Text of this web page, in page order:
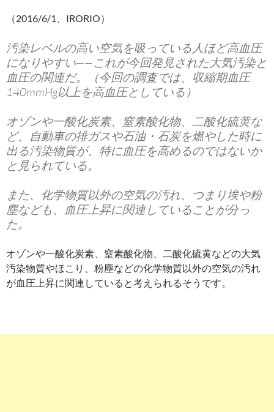
（2016/6/1、IRORIO）
汚染レベルの高い空気を吸っている人ほど高血圧
になりやすい——これが今回発見された大気汚染と
血圧の関連だ。（今回の調査では、収縮期血圧
140mmHg以上を高血圧としている）
オゾンや一酸化炭素、窒素酸化物、二酸化硫黄な
ど、自動車の排ガスや石油・石炭を燃やした時に
出る汚染物質が、特に血圧を高めるのではないか
と見られている。
また、化学物質以外の空気の汚れ、つまり埃や粉
塵なども、血圧上昇に関連していることが分っ
た。
オゾンや一酸化炭素、窒素酸化物、二酸化硫黄などの大気
汚染物質やほこり、粉塵などの化学物質以外の空気の汚れ
が血圧上昇に関連していると考えられるそうです。